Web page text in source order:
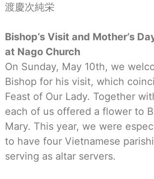
渡慶次純栄
Bishop’s Visit and Mother’s
at Nago Church
On Sunday, May 10th, we
Bishop for his visit, which
Feast of Our Lady. Together
each of us offered a flower to
Mary. This year, we were
to have four Vietnamese
serving as altar servers.